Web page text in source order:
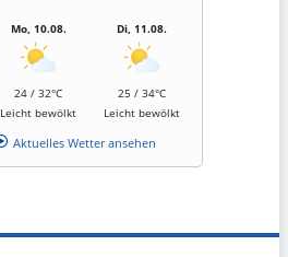
Mo, 10.08.
24 / 32°C
Leicht bewölkt
Di, 11.08.
25 / 34°C
Leicht bewölkt
Aktuelles Wetter ansehen